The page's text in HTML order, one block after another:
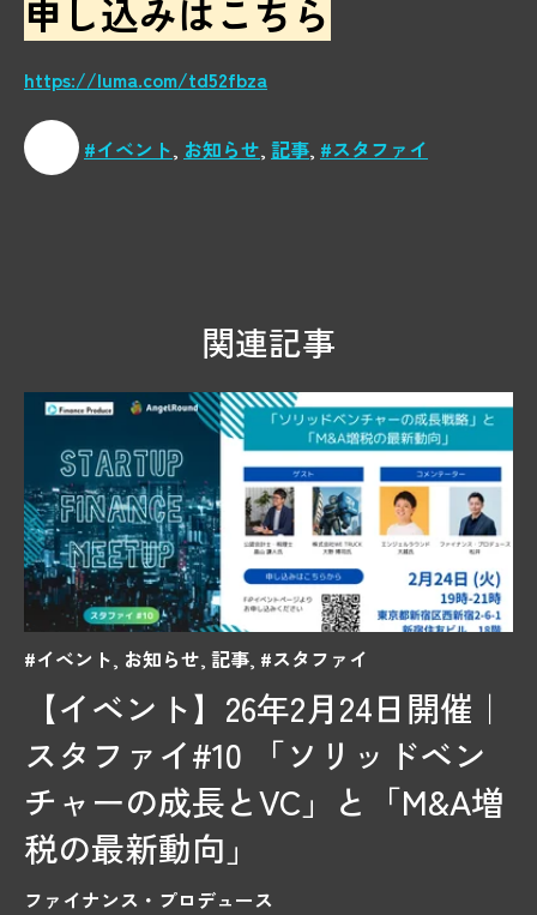
申し込みはこちら
https://luma.com/td52fbza
#イベント, お知らせ, 記事, #スタファイ
関連記事
#イベント, お知らせ, 記事, #スタファイ
【イベント】26年2月24日開催｜
スタファイ#10 「ソリッドベン
チャーの成長とVC」と「M&A増
税の最新動向」
ファイナンス・プロデュース